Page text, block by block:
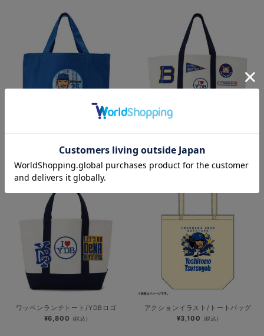
創造
¥2,400 (税込)
¥8,800(税込)
ワッペンランチトート/YDBロゴ
¥6,800 (税込)
アクションイラスト/トートバッグ
¥3,100 (税込)